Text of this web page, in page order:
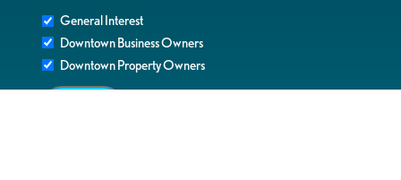
General Interest
Downtown Business Owners
Downtown Property Owners